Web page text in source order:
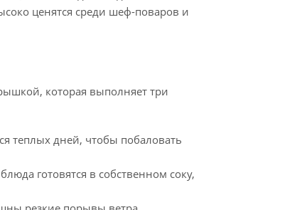
ценятся среди шеф-поваров и
которая выполняет три
теплых дней, чтобы побаловать
готовятся в собственном соку,